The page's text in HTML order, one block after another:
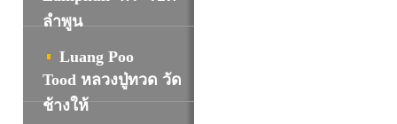
ลำพูน
Luang Poo
Tood หลวงปู่ทวด วัด
ช้างให้